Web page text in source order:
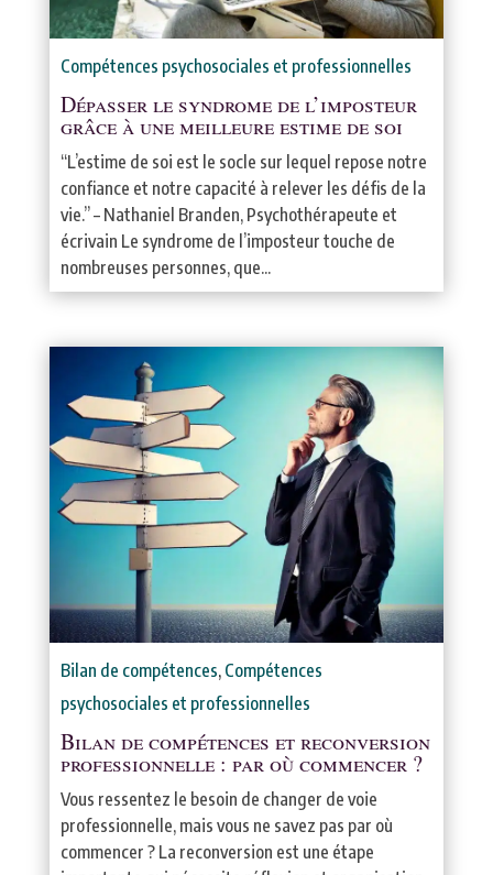
Compétences psychosociales et professionnelles
Dépasser le syndrome de l’imposteur
grâce à une meilleure estime de soi
“L’estime de soi est le socle sur lequel repose notre
confiance et notre capacité à relever les défis de la
vie.” – Nathaniel Branden, Psychothérapeute et
écrivain Le syndrome de l’imposteur touche de
nombreuses personnes, que...
Bilan de compétences, Compétences
psychosociales et professionnelles
Bilan de compétences et reconversion
professionnelle : par où commencer ?
Vous ressentez le besoin de changer de voie
professionnelle, mais vous ne savez pas par où
commencer ? La reconversion est une étape